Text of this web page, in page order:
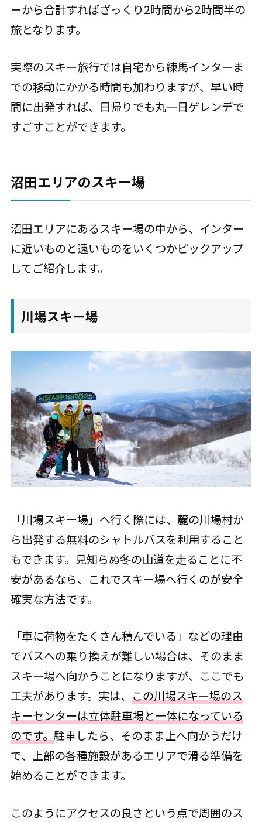
ーから合計すればざっくり2時間から2時間半の
旅となります。
実際のスキー旅行では自宅から練馬インターま
での移動にかかる時間も加わりますが、早い時
間に出発すれば、日帰りでも丸一日ゲレンデで
すごすことができます。
沼田エリアのスキー場
沼田エリアにあるスキー場の中から、インター
に近いものと遠いものをいくつかピックアップ
してご紹介します。
川場スキー場
「川場スキー場」へ行く際には、麓の川場村か
ら出発する無料のシャトルバスを利用すること
もできます。見知らぬ冬の山道を走ることに不
安があるなら、これでスキー場へ行くのが安全
確実な方法です。
「車に荷物をたくさん積んでいる」などの理由
でバスへの乗り換えが難しい場合は、そのまま
スキー場へ向かうことになりますが、ここでも
工夫があります。実は、 この川場スキー場のス
キーセンターは立体駐車場と一体になっている
のです。 駐車したら、そのまま上へ向かうだけ
で、上部の各種施設があるエリアで滑る準備を
始めることができます。
このようにアクセスの良さという点で周囲のス